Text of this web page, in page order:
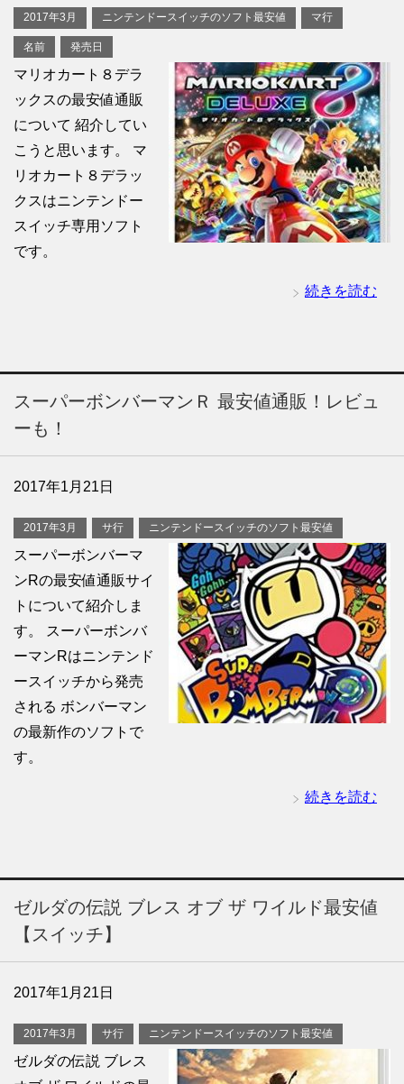
2017年3月 ニンテンドースイッチのソフト最安値 マ行
名前 発売日
マリオカート８デラ
ックスの最安値通販
について 紹介してい
こうと思います。 マ
リオカート８デラッ
クスはニンテンドー
スイッチ専用ソフト
です。
続きを読む
スーパーボンバーマンＲ 最安値通販！レビュ
ーも！
2017年1月21日
2017年3月 サ行 ニンテンドースイッチのソフト最安値
スーパーボンバーマ
ンRの最安値通販サイ
トについて紹介しま
す。 スーパーボンバ
ーマンRはニンテンド
ースイッチから発売
される ボンバーマン
の最新作のソフトで
す。
続きを読む
ゼルダの伝説 ブレス オブ ザ ワイルド最安値
【スイッチ】
2017年1月21日
2017年3月 サ行 ニンテンドースイッチのソフト最安値
ゼルダの伝説 ブレス